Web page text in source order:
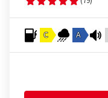
C A